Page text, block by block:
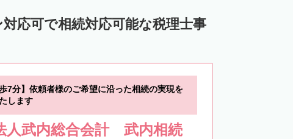
応可で相続対応可能な税理士事
歩7分】依頼者様のご希望に沿った相続の実現を
します
人武内総合会計 武内相続